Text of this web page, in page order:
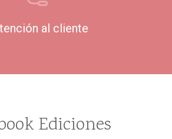
al cliente
Ediciones